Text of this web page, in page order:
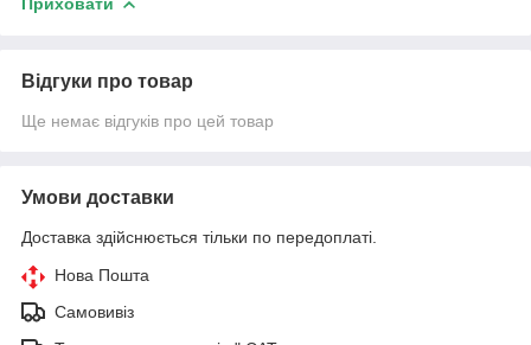
Відгуки про товар
Ще немає відгуків про цей товар
Умови доставки
Доставка здійснюється тільки по передоплаті.
Нова Пошта
Самовивіз